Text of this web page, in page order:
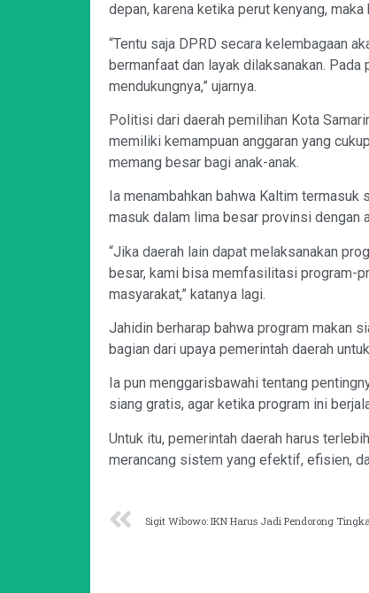
depan, karena ketika perut kenyang, maka
“Tentu saja DPRD secara kelembagaan
bermanfaat dan layak dilaksanakan.
mendukungnya,” ujarnya.
Politisi dari daerah pemilihan Kota
memiliki kemampuan anggaran yang
memang besar bagi anak-anak.
Ia menambahkan bahwa Kaltim
masuk dalam lima besar provinsi dengan
“Jika daerah lain dapat melaksanakan
besar, kami bisa memfasilitasi program-
masyarakat,” katanya lagi.
Jahidin berharap bahwa program makan
bagian dari upaya pemerintah daerah
Ia pun menggarisbawahi tentang
siang gratis, agar ketika program ini
Untuk itu, pemerintah daerah harus
merancang sistem yang efektif, efisien,